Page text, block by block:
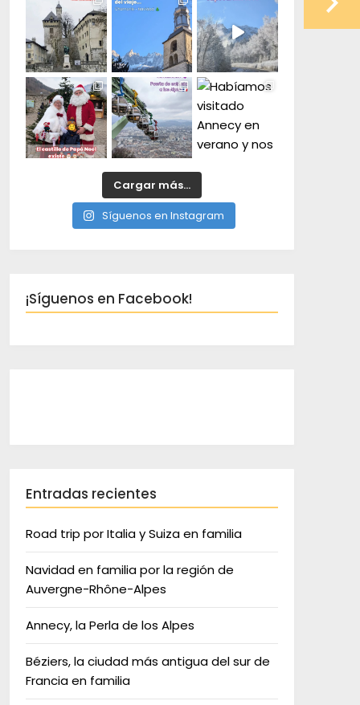
Cargar más...
Síguenos en Instagram
¡Síguenos en Facebook!
Entradas recientes
Road trip por Italia y Suiza en familia
Navidad en familia por la región de
Auvergne-Rhône-Alpes
Annecy, la Perla de los Alpes
Béziers, la ciudad más antigua del sur de
Francia en familia